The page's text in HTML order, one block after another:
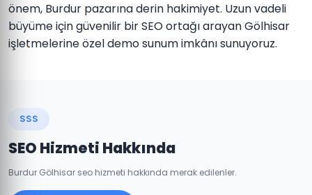
önem, Burdur pazarına derin hakimiyet. Uzun vadeli
büyüme için güvenilir bir SEO ortağı arayan Gölhisar
işletmelerine özel demo sunum imkânı sunuyoruz.
SSS
SEO Hizmeti Hakkında
Burdur Gölhisar seo hizmeti hakkında merak edilenler.